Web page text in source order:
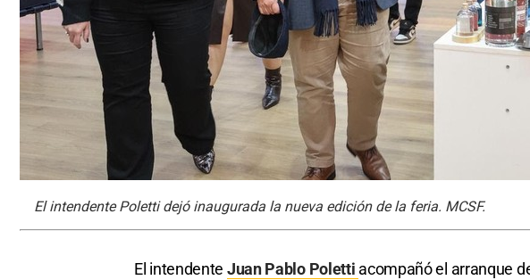
El intendente Poletti dejó inaugurada la nueva edición de la feria. MCSF.
El intendente Juan Pablo Poletti acompañó el arranque